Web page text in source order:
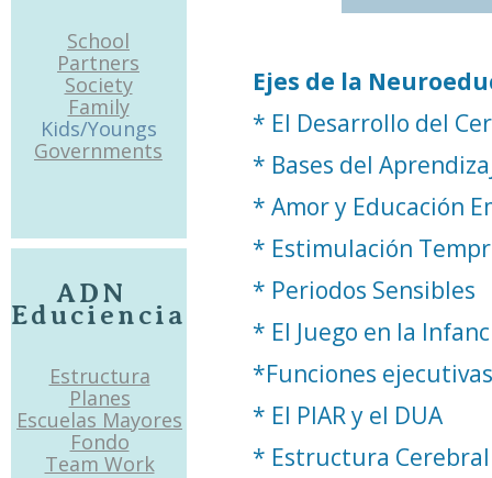
School
Partners
Society
Family
Kids/Youngs
Governments
Estructura
Planes
Escuelas Mayores
Fondo
Team Work
ADN
Educiencia
Ejes de la
* El Desarrollo del
* Bases del
* Amor y Educación
* Estimulación
* Periodos Sensibles
* El Juego en la
*Funciones
* El PIAR y el DUA
* Estructura